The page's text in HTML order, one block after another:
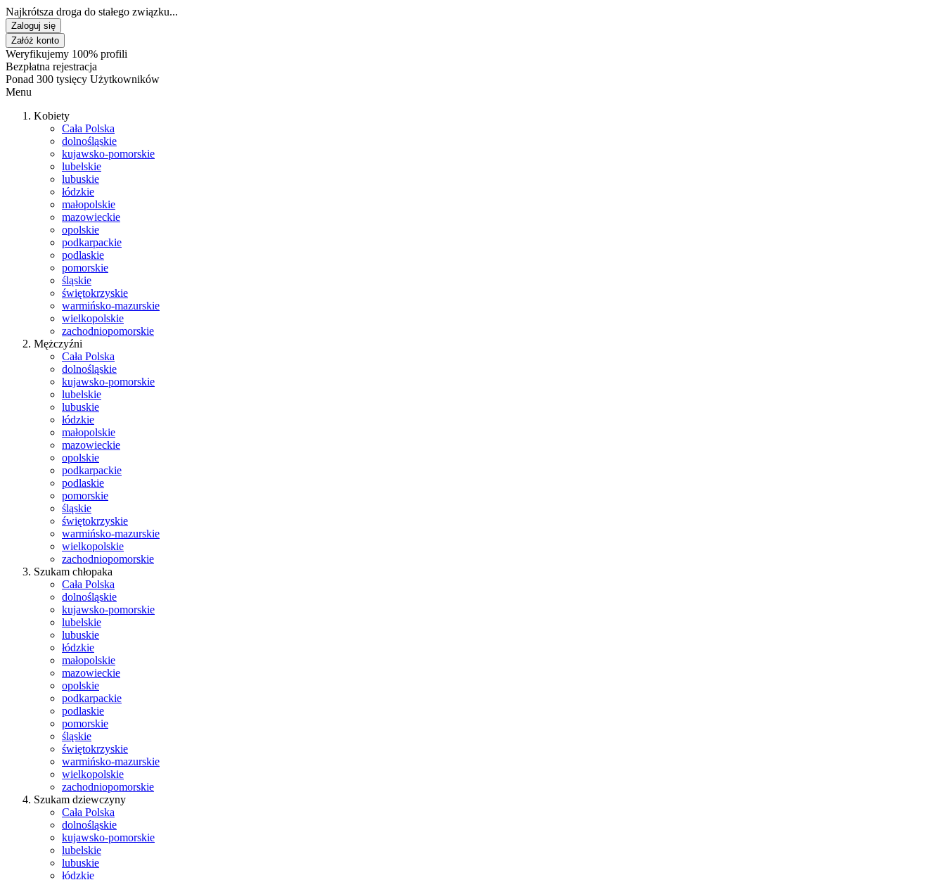
Najkrótsza droga do stałego związku...
Zaloguj się
Załóż konto
Weryfikujemy 100% profili
Bezpłatna rejestracja
Ponad 300 tysięcy Użytkowników
Menu
Kobiety
Cała Polska
dolnośląskie
kujawsko-pomorskie
lubelskie
lubuskie
łódzkie
małopolskie
mazowieckie
opolskie
podkarpackie
podlaskie
pomorskie
śląskie
świętokrzyskie
warmińsko-mazurskie
wielkopolskie
zachodniopomorskie
Mężczyźni
Cała Polska
dolnośląskie
kujawsko-pomorskie
lubelskie
lubuskie
łódzkie
małopolskie
mazowieckie
opolskie
podkarpackie
podlaskie
pomorskie
śląskie
świętokrzyskie
warmińsko-mazurskie
wielkopolskie
zachodniopomorskie
Szukam chłopaka
Cała Polska
dolnośląskie
kujawsko-pomorskie
lubelskie
lubuskie
łódzkie
małopolskie
mazowieckie
opolskie
podkarpackie
podlaskie
pomorskie
śląskie
świętokrzyskie
warmińsko-mazurskie
wielkopolskie
zachodniopomorskie
Szukam dziewczyny
Cała Polska
dolnośląskie
kujawsko-pomorskie
lubelskie
lubuskie
łódzkie